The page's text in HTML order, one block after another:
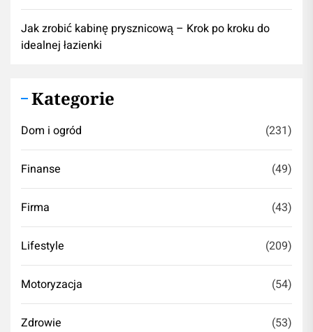
Jak zrobić kabinę prysznicową – Krok po kroku do
idealnej łazienki
Kategorie
Dom i ogród (231)
Finanse (49)
Firma (43)
Lifestyle (209)
Motoryzacja (54)
Zdrowie (53)